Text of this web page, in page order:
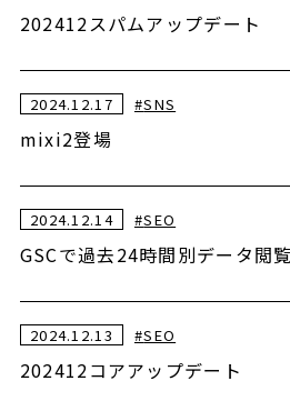
202412スパムアップデート
2024.12.17 #SNS
mixi2登場
2024.12.14 #SEO
GSCで過去24時間別データ閲覧
2024.12.13 #SEO
202412コアアップデート